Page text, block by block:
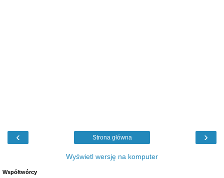
‹ ›
Strona główna
Wyświetl wersję na komputer
Współtwórcy